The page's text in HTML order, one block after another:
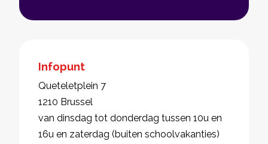
Infopunt
Queteletplein 7
1210 Brussel
van dinsdag tot donderdag tussen 10u en
16u en zaterdag (buiten schoolvakanties)